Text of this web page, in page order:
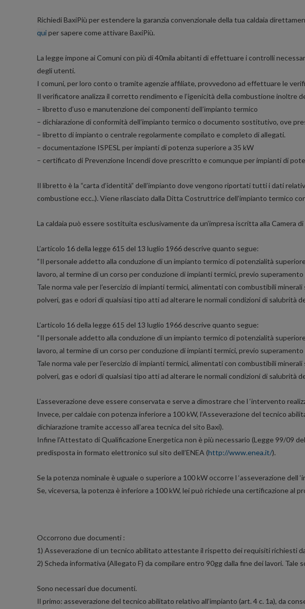
Richiedi BaxiPiù per estendere la garanzia convenzionale della tua caldaia
quiper sapere come attivare BaxiPiù.
La legge impone ai Comuni con più di 40mila abitanti di effettuare i controlli
degli utenti.
I comuni, per loro conto o tramite agenzie affiliate, provvedono ad effettuare le
Il verificatore analizza il corretto rendimento e l’igenicità della combustione inoltre
– libretto d’uso e manutenzione dei componenti dell’impianto termico
– dichiarazione di conformità dell’impianto termico o documento sostitutivo, ove
– libretto di impianto o centrale regolarmente compilato e completo di allegati.
– documentazione ISPESL per impianti di potenza superiore a 35 kW
– certificato di Prevenzione Incendi dove prescritto e comunque per impianti di
Il libretto è la “carta d’identità” dell’impianto dove vengono riportati tutti i dati
combustione ecc..). Viene rilasciato dalla Ditta Costruttrice dell’impianto termico
La caldaia può essere sostituita esclusivamente da un’impresa iscritta alla Camera
L’articolo 16 della legge 615 del 13 luglio 1966 descrive quanto segue:
“Il personale addetto alla conduzione di un impianto termico di potenzialità
lavoro, al termine di un corso per conduzione di impianti termici, previo superamento
Tale norma vale per l’esercizio di impianti termici, alimentati con combustibili
polveri, gas e odori di qualsiasi tipo atti ad alterare le normali condizioni di salubrità
L’articolo 16 della legge 615 del 13 luglio 1966 descrive quanto segue:
“Il personale addetto alla conduzione di un impianto termico di potenzialità
lavoro, al termine di un corso per conduzione di impianti termici, previo superamento
Tale norma vale per l’esercizio di impianti termici, alimentati con combustibili
polveri, gas e odori di qualsiasi tipo atti ad alterare le normali condizioni di salubrità
L’asseverazione deve essere conservata e serve a dimostrare che l ‘intervento
Invece, per caldaie con potenza inferiore a 100 kW, l’Asseverazione del tecnico
dichiarazione tramite accesso all’area tecnica del sito Baxi).
Infine l’Attestato di Qualificazione Energetica non è più necessario (Legge 99/09
predisposta in formato elettronico sul sito dell’ENEA (http://www.enea.it/).
Se la potenza nominale è uguale o superiore a 100 kW occorre l ‘asseverazione dell
Se, viceversa, la potenza è inferiore a 100 kW, lei può richiede una certificazione al
Occorrono due documenti :
1) Asseverazione di un tecnico abilitato attestante il rispetto dei requisiti richiesti
2) Scheda informativa (Allegato F) da compilare entro 90gg dalla fine dei lavori.
Sono necessari due documenti.
Il primo: asseverazione del tecnico abilitato relativo all’impianto (art. 4 c. 1a), da